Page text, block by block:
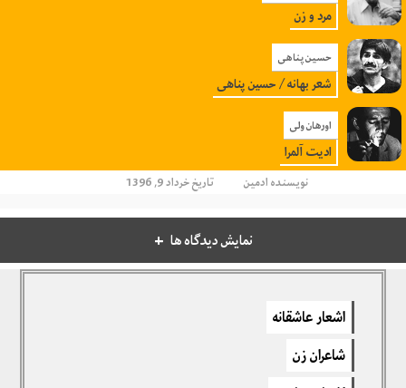
مرد و زن
حسین پناهی
شعر بهانه / حسین پناهی
اورهان ولی
ادیت آلمرا
نویسندهادمین تاریخ خرداد 9, 1396
نمایش دیدگاه ها
دیدگاهتان را بنویسید
برای نوشتن دیدگاه باید
اشعار عاشقانه
شاعران زن